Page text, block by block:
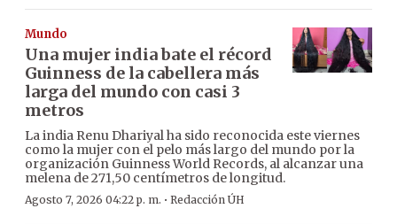
Mundo
Una mujer india bate el récord
Guinness de la cabellera más
larga del mundo con casi 3
metros
La india Renu Dhariyal ha sido reconocida este viernes
como la mujer con el pelo más largo del mundo por la
organización Guinness World Records, al alcanzar una
melena de 271,50 centímetros de longitud.
Agosto 7, 2026 04:22 p. m. · Redacción ÚH